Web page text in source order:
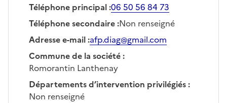
Téléphone principal:06 50 56 84 73
Téléphone secondaire:Non renseigné
Adresse e-mail:afp.diag@gmail.com
Commune de la société:
Romorantin Lanthenay
Départements d’intervention privilégiés:
Non renseigné